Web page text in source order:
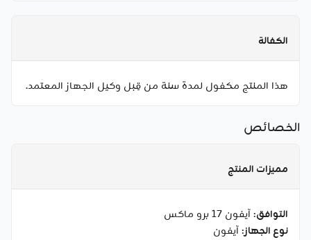
الكفالة
هذا المنتج مكفول لمدة سنة من قِبل وكيل الجهاز المعتمد.
الخصائص
مميزات المنتج
التوافق: آيفون 17 برو ماكس
نوع الجهاز: آيفون